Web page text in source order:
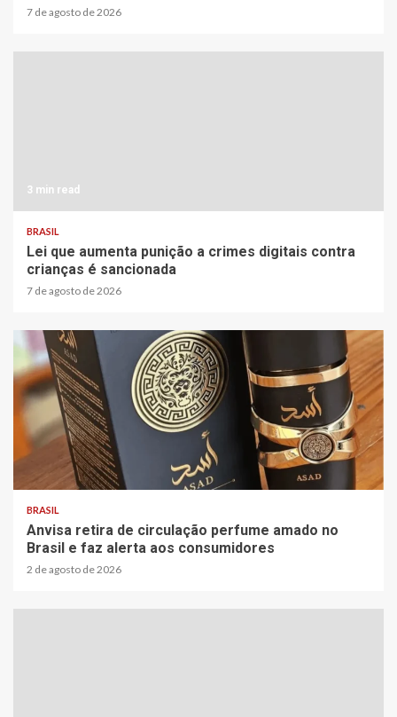
7 de agosto de 2026
3 min read
BRASIL
Lei que aumenta punição a crimes digitais contra
crianças é sancionada
7 de agosto de 2026
2 min read
BRASIL
Anvisa retira de circulação perfume amado no
Brasil e faz alerta aos consumidores
2 de agosto de 2026